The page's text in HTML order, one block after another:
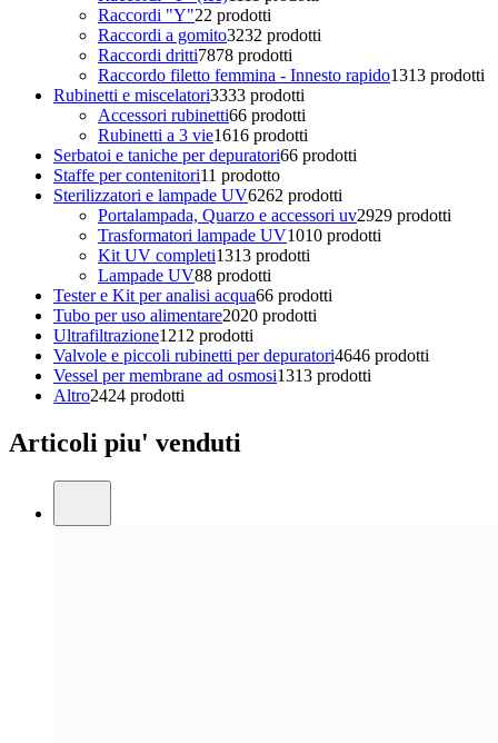
Raccordi "Y"22 prodotti
Raccordi a gomito3232 prodotti
Raccordi dritti7878 prodotti
Raccordo filetto femmina - Innesto rapido1313 prodotti
Rubinetti e miscelatori3333 prodotti
Accessori rubinetti66 prodotti
Rubinetti a 3 vie1616 prodotti
Serbatoi e taniche per depuratori66 prodotti
Staffe per contenitori11 prodotto
Sterilizzatori e lampade UV6262 prodotti
Portalampada, Quarzo e accessori uv2929 prodotti
Trasformatori lampade UV1010 prodotti
Kit UV completi1313 prodotti
Lampade UV88 prodotti
Tester e Kit per analisi acqua66 prodotti
Tubo per uso alimentare2020 prodotti
Ultrafiltrazione1212 prodotti
Valvole e piccoli rubinetti per depuratori4646 prodotti
Vessel per membrane ad osmosi1313 prodotti
Altro2424 prodotti
Articoli piu' venduti